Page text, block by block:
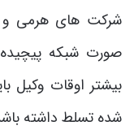
شرکت های هرمی و
صورت شبکه
بیشتر اوقات وکیل
شده تسلط داشته